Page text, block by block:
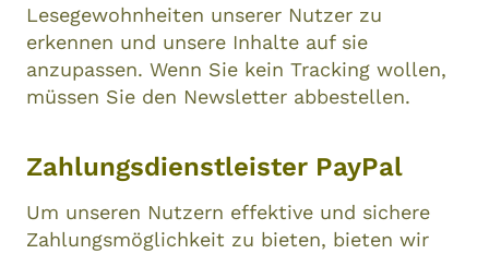
Lesegewohnheiten unserer Nutzer zu
erkennen und unsere Inhalte auf sie
anzupassen. Wenn Sie kein Tracking wollen,
müssen Sie den Newsletter abbestellen.
Zahlungsdienstleister PayPal
Um unseren Nutzern effektive und sichere
Zahlungsmöglichkeit zu bieten, bieten wir